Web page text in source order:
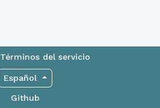
Términos del servicio
Español
Github